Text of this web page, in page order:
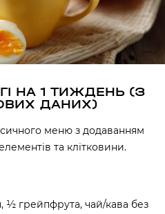
НА 1 ТИЖДЕНЬ (З
ДАНИХ)
меню з додаванням
та клітковини.
½ грейпфрута, чай/кава без